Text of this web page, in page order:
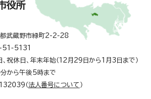
役所
武蔵野市緑町2-2-28
51-5131
、祝休日、年末年始（12月29日から1月3日まで）
から午後5時まで
（ 法人番号について ）